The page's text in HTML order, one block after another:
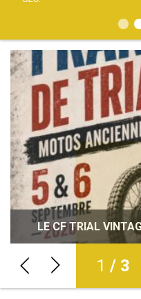
CARNET
LE CF TRIAL
JOURNÉES
VOUS À LA
2 / 3